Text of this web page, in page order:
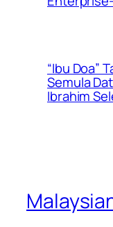
“Ibu Doa”
Semula
Ibrahim